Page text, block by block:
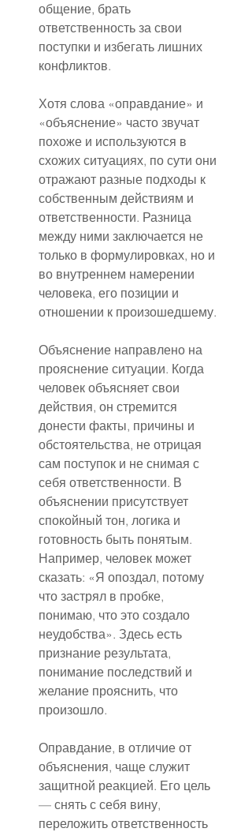
общение, брать
ответственность за свои
поступки и избегать лишних
конфликтов.
Хотя слова «оправдание» и
«объяснение» часто звучат
похоже и используются в
схожих ситуациях, по сути они
отражают разные подходы к
собственным действиям и
ответственности. Разница
между ними заключается не
только в формулировках, но и
во внутреннем намерении
человека, его позиции и
отношении к произошедшему.
Объяснение направлено на
прояснение ситуации. Когда
человек объясняет свои
действия, он стремится
донести факты, причины и
обстоятельства, не отрицая
сам поступок и не снимая с
себя ответственности. В
объяснении присутствует
спокойный тон, логика и
готовность быть понятым.
Например, человек может
сказать: «Я опоздал, потому
что застрял в пробке,
понимаю, что это создало
неудобства». Здесь есть
признание результата,
понимание последствий и
желание прояснить, что
произошло.
Оправдание, в отличие от
объяснения, чаще служит
защитной реакцией. Его цель
— снять с себя вину,
переложить ответственность